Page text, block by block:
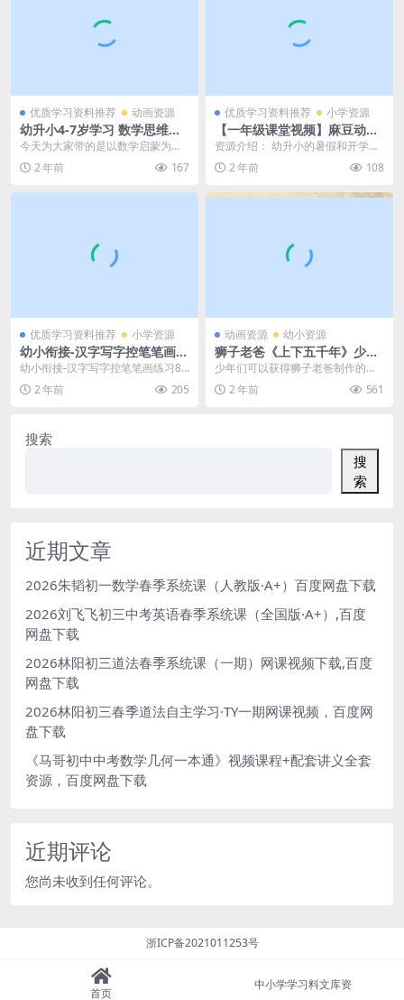
优质学习资料推荐 动画资源
幼升小4-7岁学习 数学思维逻
辑启蒙动画《方块熊数学》，
全四季视频+PDF文档 百度网
盘下载
今天为大家带的是以数学启蒙为主
旨的动画视频《方块熊玩数学》。
这是一档符合4-7岁...
2 年前 167
优质学习资料推荐 小学资源
【一年级课堂视频】麻豆动画
部编版一年级上册语文，教材
配套课程视频动画（38集全）
MP4视频，百度网盘下载
资源介绍： 幼升小的暑假和开学
后，孩子们如何提高学习的兴趣
了？可以通过这份动画视...
2 年前 108
优质学习资料推荐 小学资源
幼小衔接-汉字写字控笔笔画练
习8款【撇捺横折弯】（8页P
DF文档）资料下载
幼小衔接-汉字写字控笔笔画练习8
款【撇捺横折弯】（8页PDF文档）
资料下载 相关...
2 年前 205
动画资源 幼小资源
狮子老爸《上下五千年》少年
大型历史广播剧mp3资源百度
网盘下载
少年们可以获得狮子老爸制作的
《上下五千年》历史广播剧的MP3
资源。这部广播剧以生...
2 年前 561
搜索
搜
索
近期文章
2026朱韬初一数学春季系统课（人教版·A+）百度网盘下载
2026刘飞飞初三中考英语春季系统课（全国版·A+）,百度
网盘下载
2026林阳初三道法春季系统课（一期）网课视频下载,百度
网盘下载
2026林阳初三春季道法自主学习·TY一期网课视频，百度网
盘下载
《马哥初中中考数学几何一本通》视频课程+配套讲义全套
资源，百度网盘下载
近期评论
您尚未收到任何评论。
浙ICP备2021011253号
首页
中小学学习料文库资